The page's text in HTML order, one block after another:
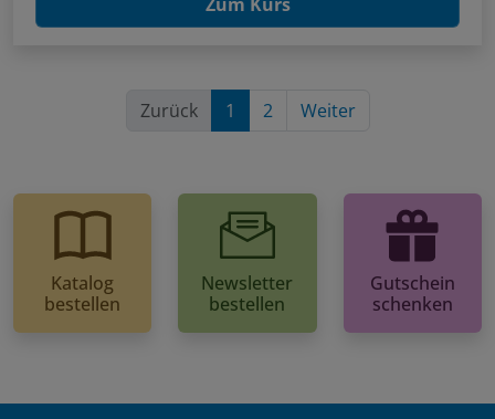
Zurück 1 2 Weiter
Katalog
bestellen
Newsletter
bestellen
Gutschein
schenken